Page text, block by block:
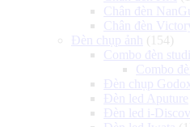
Chân đèn
Chân đèn Victory
Đèn chụp ảnh
(154)
Combo đèn
Combo
Đèn chụp Godox
Đèn led Aputure
Đèn led i-